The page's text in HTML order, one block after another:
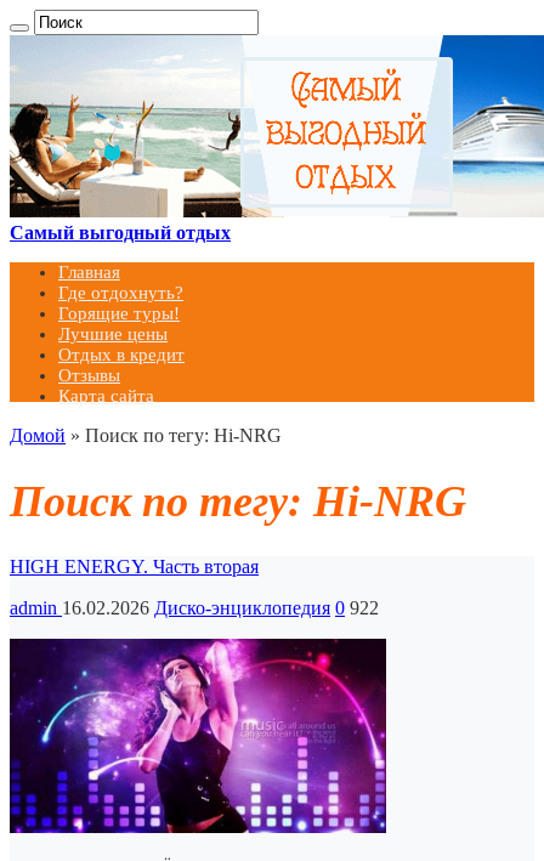
Самый выгодный отдых
Главная
Где отдохнуть?
Горящие туры!
Лучшие цены
Отдых в кредит
Отзывы
Карта сайта
Домой » Поиск по тегу: Hi-NRG
Поиск по тегу:Hi-NRG
HIGH ENERGY. Часть вторая
admin 16.02.2026 Диско-энциклопедия 0 922